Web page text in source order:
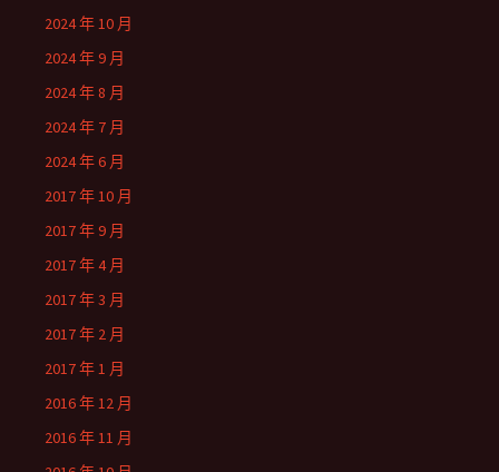
2024 年 10 月
2024 年 9 月
2024 年 8 月
2024 年 7 月
2024 年 6 月
2017 年 10 月
2017 年 9 月
2017 年 4 月
2017 年 3 月
2017 年 2 月
2017 年 1 月
2016 年 12 月
2016 年 11 月